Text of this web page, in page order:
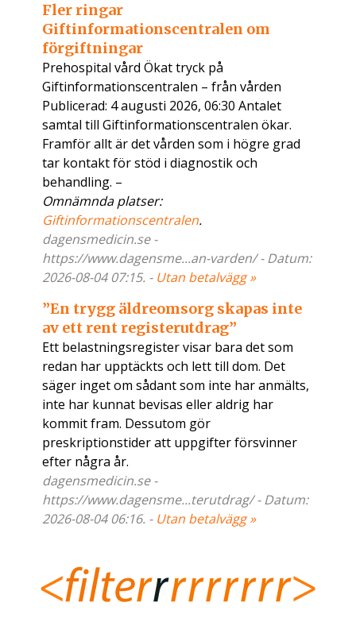
Fler ringar
Giftinformationscentralen om
förgiftningar
Prehospital vård Ökat tryck på
Giftinformationscentralen – från vården
Publicerad: 4 augusti 2026, 06:30 Antalet
samtal till Giftinformationscentralen ökar.
Framför allt är det vården som i högre grad
tar kontakt för stöd i diagnostik och
behandling. –
Omnämnda platser:
Giftinformationscentralen.
dagensmedicin.se -
https://www.dagensme...an-varden/ - Datum:
2026-08-04 07:15. - Utan betalvägg »
”En trygg äldreomsorg skapas inte
av ett rent registerutdrag”
Ett belastningsregister visar bara det som
redan har upptäckts och lett till dom. Det
säger inget om sådant som inte har anmälts,
inte har kunnat bevisas eller aldrig har
kommit fram. Dessutom gör
preskriptionstider att uppgifter försvinner
efter några år.
dagensmedicin.se -
https://www.dagensme...terutdrag/ - Datum:
2026-08-04 06:16. - Utan betalvägg »